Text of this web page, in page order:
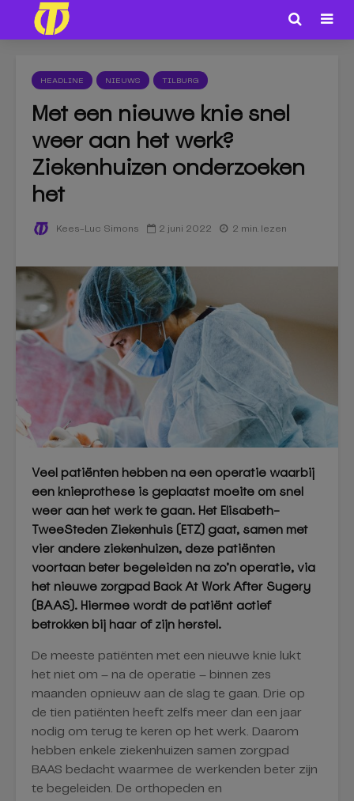
HEADLINE NIEUWS TILBURG
Met een nieuwe knie snel
weer aan het werk?
Ziekenhuizen onderzoeken
het
Kees-Luc Simons 2 juni 2022 2 min. lezen
Veel patiënten hebben na een operatie waarbij
een knieprothese is geplaatst moeite om snel
weer aan het werk te gaan. Het Elisabeth-
TweeSteden Ziekenhuis (ETZ) gaat, samen met
vier andere ziekenhuizen, deze patiënten
voortaan beter begeleiden na zo’n operatie, via
het nieuwe zorgpad Back At Work After Sugery
(BAAS). Hiermee wordt de patiënt actief
betrokken bij haar of zijn herstel.
De meeste patiënten met een nieuwe knie lukt
het niet om – na de operatie – binnen zes
maanden opnieuw aan de slag te gaan. Drie op
de tien patiënten heeft zelfs meer dan een jaar
nodig om terug te keren op het werk. Daarom
hebben enkele ziekenhuizen samen zorgpad
BAAS bedacht waarmee de werkenden beter zijn
te begeleiden. De orthopeden en